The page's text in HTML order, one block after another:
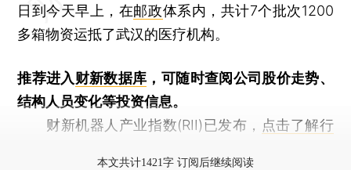
日到今天早上，在邮政体系内，共计7个批次1200
多箱物资运抵了武汉的医疗机构。
推荐进入财新数据库 ，可随时查阅公司股价走势、
结构人员变化等投资信息。
财新机器人产业指数(RII)已发布， 点击了解行
本文共计1421字 订阅后继续阅读